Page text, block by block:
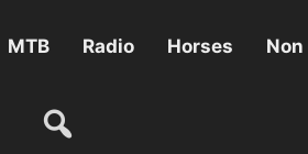
MTB Radio Horses